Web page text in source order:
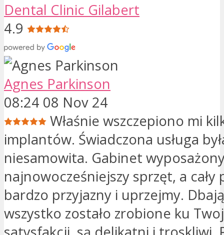
Dental Clinic Gilabert
4.9
Agnes Parkinson
08:24 08 Nov 24
Właśnie wszczepiono mi
implantów. Świadczona usługa
niesamowita. Gabinet
najnowocześniejszy sprzęt, a
bardzo przyjazny i uprzejmy.
wszystko zostało zrobione ku